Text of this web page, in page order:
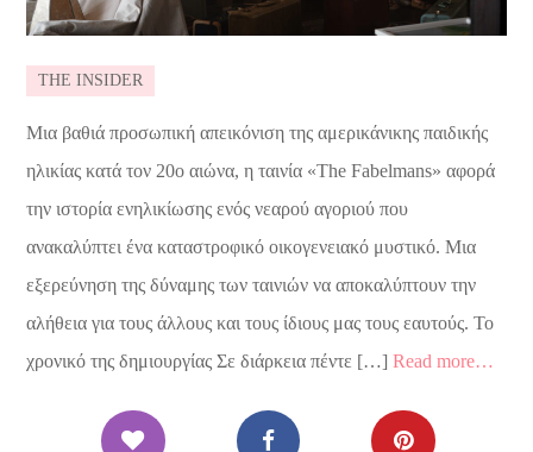
THE INSIDER
Μια βαθιά προσωπική απεικόνιση της αμερικάνικης παιδικής
ηλικίας κατά τον 20ο αιώνα, η ταινία «The Fabelmans» αφορά
την ιστορία ενηλικίωσης ενός νεαρού αγοριού που
ανακαλύπτει ένα καταστροφικό οικογενειακό μυστικό. Μια
εξερεύνηση της δύναμης των ταινιών να αποκαλύπτουν την
αλήθεια για τους άλλους και τους ίδιους μας τους εαυτούς. Το
χρονικό της δημιουργίας Σε διάρκεια πέντε […]Read more…